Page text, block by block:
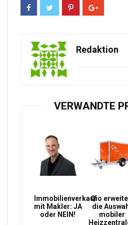
Redaktion
VERWANDTE
Immobilienverkauf
mit Makler: JA
oder NEIN!
Qio
die
mobiler